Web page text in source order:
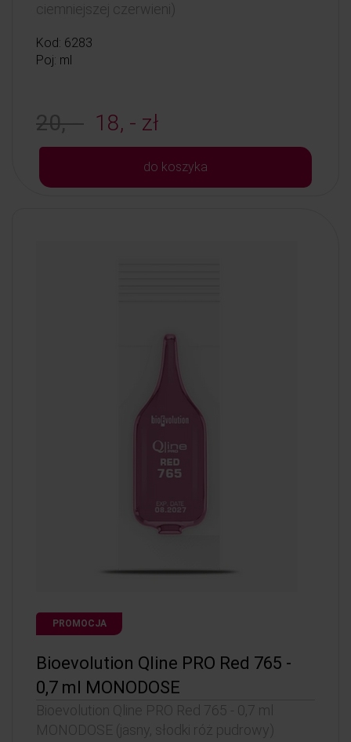
ciemniejszej czerwieni)
Kod: 6283
Poj: ml
20, - 18, - zł
do koszyka
PROMOCJA
Bioevolution Qline PRO Red 765 -
0,7 ml MONODOSE
Bioevolution Qline PRO Red 765 - 0,7 ml
MONODOSE (jasny, słodki róż pudrowy)